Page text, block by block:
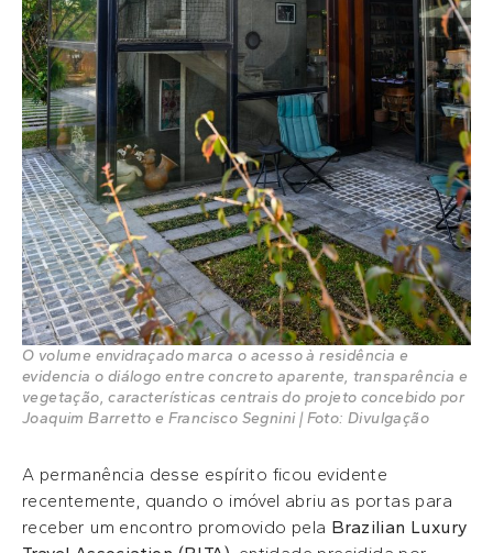
O volume envidraçado marca o acesso à residência e
evidencia o diálogo entre concreto aparente, transparência e
vegetação, características centrais do projeto concebido por
Joaquim Barretto e Francisco Segnini | Foto: Divulgação
A permanência desse espírito ficou evidente
recentemente, quando o imóvel abriu as portas para
receber um encontro promovido pela Brazilian Luxury